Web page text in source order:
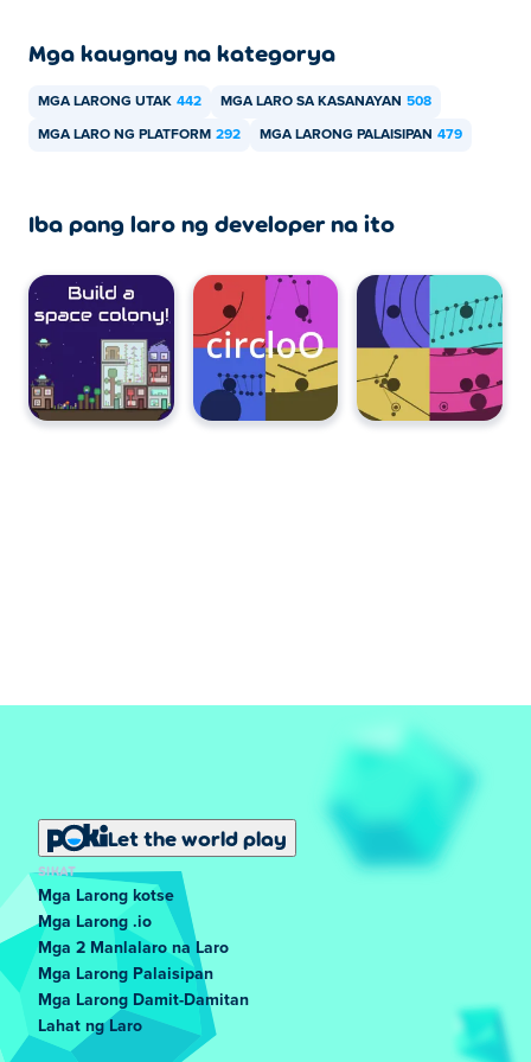
Mga kaugnay na kategorya
MGA LARONG UTAK 442 MGA LARO SA KASANAYAN 508
MGA LARO NG PLATFORM 292 MGA LARONG PALAISIPAN 479
Iba pang laro ng developer na ito
Let the world play
SIKAT
Mga Larong kotse
Mga Larong .io
Mga 2 Manlalaro na Laro
Mga Larong Palaisipan
Mga Larong Damit-Damitan
Lahat ng Laro